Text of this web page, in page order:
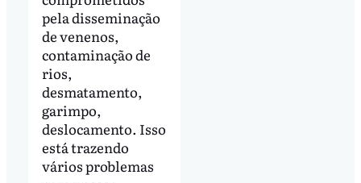
pela disseminação
de venenos,
contaminação de
rios,
desmatamento,
garimpo,
deslocamento. Isso
está trazendo
vários problemas